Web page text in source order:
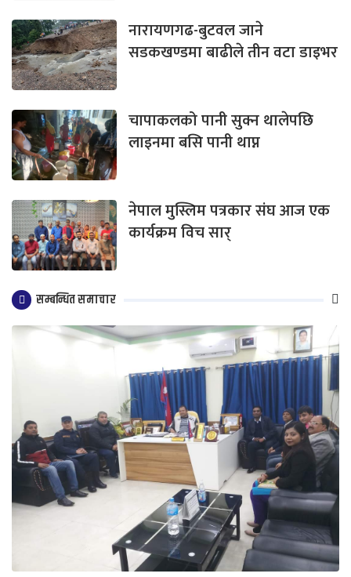
नारायणगढ-बुटवल जाने
सडकखण्डमा बाढीले तीन वटा डाइभर
चापाकलको पानी सुक्न थालेपछि
लाइनमा बसि पानी थाप्न
नेपाल मुस्लिम पत्रकार संघ आज एक
कार्यक्रम विच सार्
सम्बन्धित समाचार